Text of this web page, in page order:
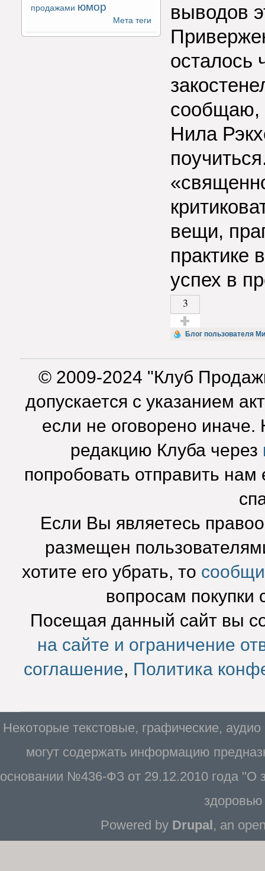
продажами юмор
Мета теги
выводов
осталось
сообщаю,
Нила
вещи,
практике
успех в
3
Голос за!
Блог пользователя
© 2009-2024 "Клуб
допускается с указанием
если не оговорено
редакцию Клуба через
попробовать отправить нам
Если Вы являетесь
размещен
хотите его убрать, то
вопросам покупки
Посещая данный сайт вы
на сайте и ограничение
соглашение, Политика
Некоторые текстовые, графические,
могут содержать информацию
основании №436-ФЗ от 29.12.2010 года "О
Powered by Drupal, an